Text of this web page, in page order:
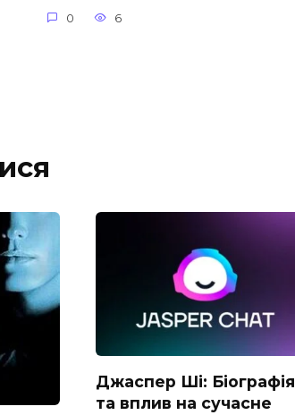
0 6
Джаспер Ші: Біографія
та вплив на сучасне